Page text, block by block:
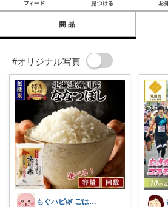
商品
#オリジナル写真
もぐハピ🌿 ごはんのお供ROOM